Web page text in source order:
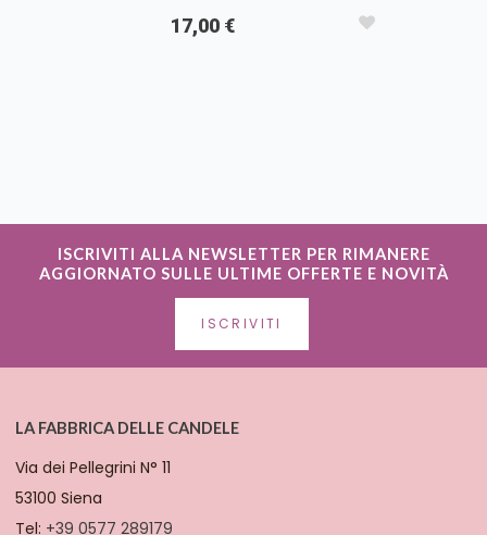
17,00 €
ISCRIVITI ALLA NEWSLETTER PER RIMANERE
AGGIORNATO SULLE ULTIME OFFERTE E NOVITÀ
ISCRIVITI
LA FABBRICA DELLE CANDELE
Via dei Pellegrini N° 11
53100 Siena
Tel: +39 0577 289179